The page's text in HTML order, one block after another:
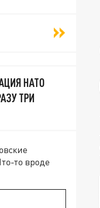
НАТО
ТРИ
то вроде